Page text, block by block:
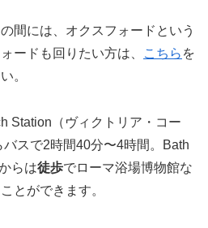
間には、オクスフォードという
ードも回りたい方は、
こちら を
。
Station（ヴィクトリア・コー
スで2時間40分〜4時間。Bath
らは徒歩でローマ浴場博物館な
とができます。